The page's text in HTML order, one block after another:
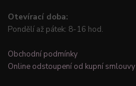
Otevírací doba:
Pondělí až pátek: 8-16 hod.
Obchodní podmínky
Online odstoupení od kupní smlouvy